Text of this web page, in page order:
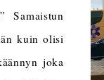
Samaistun
kuin olisi
joka